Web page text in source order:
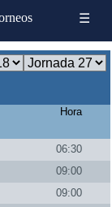
☰
Hora
06:30
09:00
09:00